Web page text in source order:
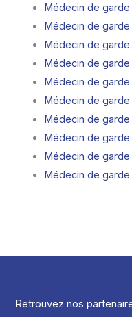
Médecin de garde
Médecin de garde
Médecin de garde
Médecin de garde
Médecin de garde
Médecin de garde
Médecin de garde
Médecin de garde
Médecin de garde
Médecin de garde
Retrouvez nos